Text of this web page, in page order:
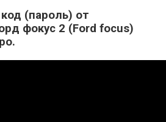
(пароль) от
фокус 2 (Ford focus)